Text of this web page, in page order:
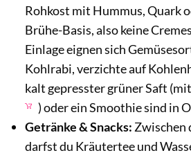
Rohkost mit Hummus, Quark
Brühe-Basis, also keine
Einlage eignen sich
Kohlrabi, verzichte auf
kalt gepresster grüner Saft
) oder ein Smoothie sind in
Getränke & Snacks: Zwischen
darfst du Kräutertee und